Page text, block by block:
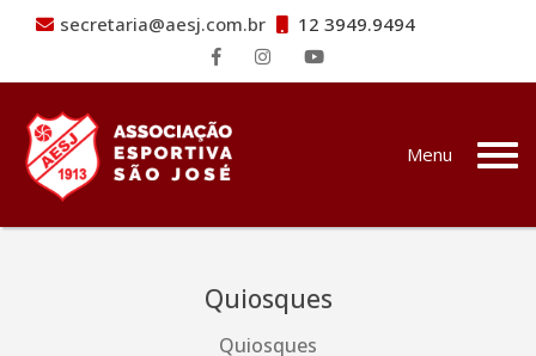
Pular para o conteúdo
secretaria@aesj.com.br 12 3949.9494
Menu
Quiosques
Quiosques